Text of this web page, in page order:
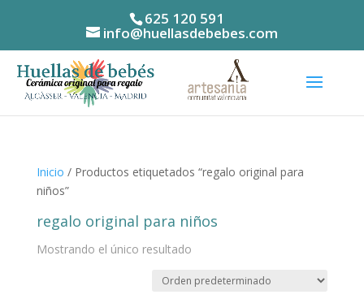
625 120 591
info@huellasdebebes.com
Inicio / Productos etiquetados “regalo original para
niños”
regalo original para niños
Mostrando el único resultado